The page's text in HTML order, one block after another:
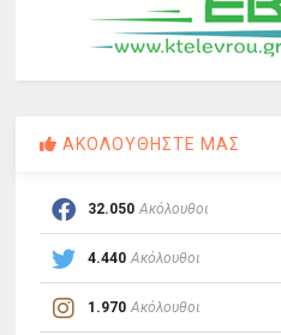
ΑΚΟΛΟΥΘΗΣΤΕ ΜΑΣ
32.050 Ακόλουθοι
4.440 Ακόλουθοι
1.970 Ακόλουθοι